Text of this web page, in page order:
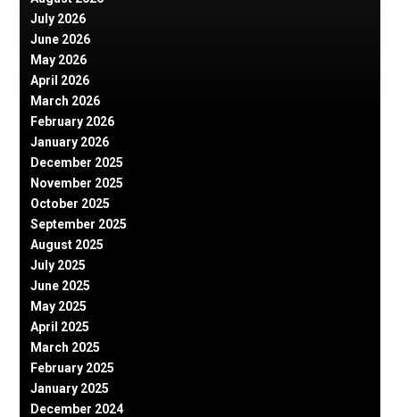
July 2026
June 2026
May 2026
April 2026
March 2026
February 2026
January 2026
December 2025
November 2025
October 2025
September 2025
August 2025
July 2025
June 2025
May 2025
April 2025
March 2025
February 2025
January 2025
December 2024